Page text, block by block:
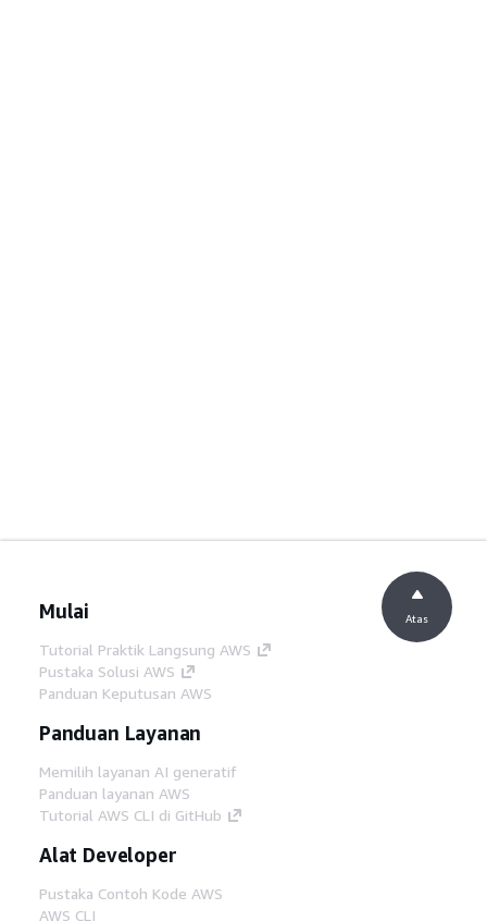
Mulai
Tutorial Praktik Langsung AWS
Pustaka Solusi AWS
Panduan Keputusan AWS
Panduan Layanan
Memilih layanan AI generatif
Panduan layanan AWS
Tutorial AWS CLI di GitHub
Alat Developer
Pustaka Contoh Kode AWS
AWS CLI
Atas